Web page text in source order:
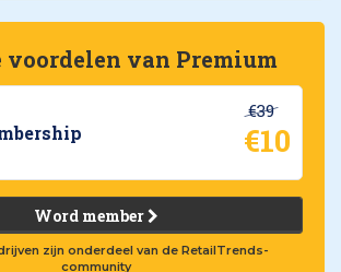
voordelen van Premium
€39
€10
Word member
zijn onderdeel van de RetailTrends-
community